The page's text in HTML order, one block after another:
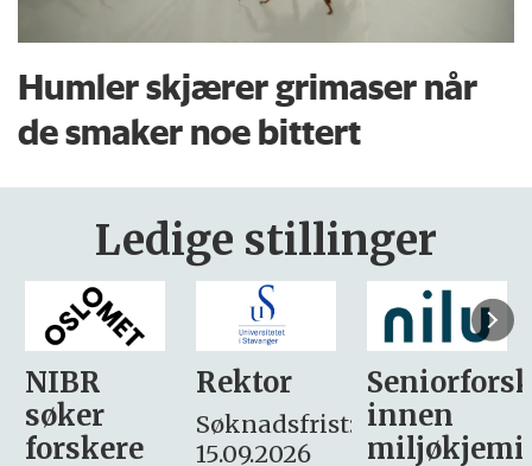
Humler skjærer grimaser når
de smaker noe bittert
Ledige stillinger
Rektor
Søknadsfrist:
15.09.2026
Seniorforsker
innen
miljøkjemi
søker